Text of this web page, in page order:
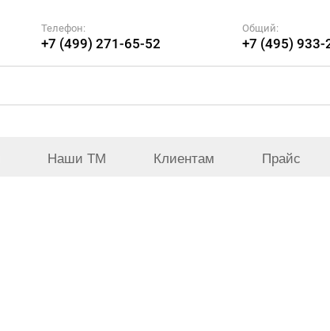
Телефон:
+7 (499) 271-65-52
Общий:
+7 (495) 933-
Наши ТМ Клиентам Прайс